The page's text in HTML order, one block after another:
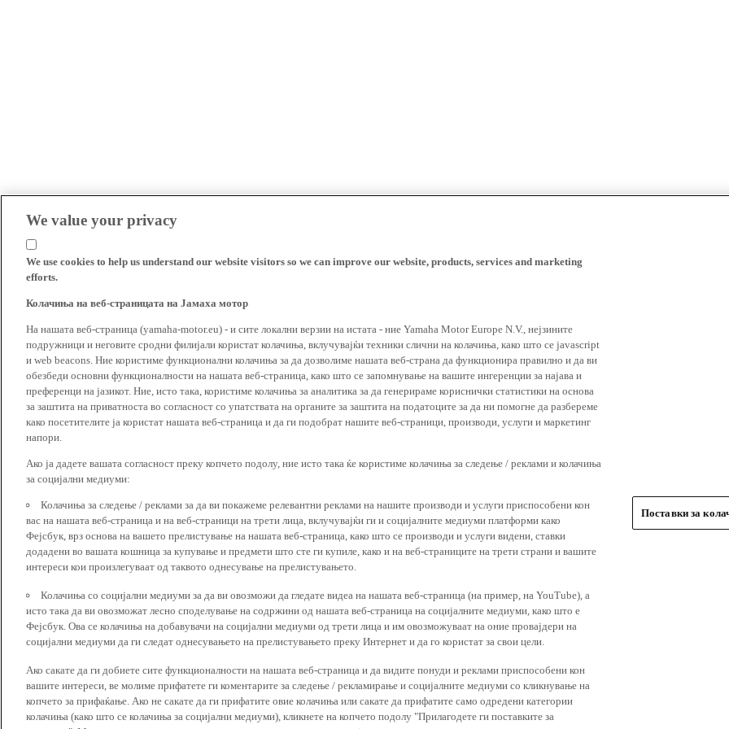
We value your privacy
We use cookies to help us understand our website visitors so we can improve our website, products, services and marketing
efforts.
Колачиња на веб-страницата на Јамаха мотор
На нашата веб-страница (yamaha-motor.eu) - и сите локални верзии на истата - ние Yamaha Motor Europe N.V., нејзините
подружници и неговите сродни филијали користат колачиња, вклучувајќи техники слични на колачиња, како што се javascript
и web beacons. Ние користиме функционални колачиња за да дозволиме нашата веб-страна да функционира правилно и да ви
обезбеди основни функционалности на нашата веб-страница, како што се запомнување на вашите ингеренции за најава и
преференци на јазикот. Ние, исто така, користиме колачиња за аналитика за да генерираме кориснички статистики на основа
за заштита на приватноста во согласност со упатствата на органите за заштита на податоците за да ни помогне да разбереме
како посетителите ја користат нашата веб-страница и да ги подобрат нашите веб-страници, производи, услуги и маркетинг
напори.
Ако ја дадете вашата согласност преку копчето подолу, ние исто така ќе користиме колачиња за следење / реклами и колачиња
за социјални медиуми:
Колачиња за следење / реклами за да ви покажеме релевантни реклами на нашите производи и услуги приспособени кон
вас на нашата веб-страница и на веб-страници на трети лица, вклучувајќи ги и социјалните медиуми платформи како
Фејсбук, врз основа на вашето прелистување на нашата веб-страница, како што се производи и услуги видени, ставки
додадени во вашата кошница за купување и предмети што сте ги купиле, како и на веб-страниците на трети страни и вашите
интереси кои произлегуваат од таквото однесување на прелистувањето.
Колачиња со социјални медиуми за да ви овозможи да гледате видеа на нашата веб-страница (на пример, на YouTube), а
исто така да ви овозможат лесно споделување на содржини од нашата веб-страница на социјалните медиуми, како што е
Фејсбук. Ова се колачиња на добавувачи на социјални медиуми од трети лица и им овозможуваат на оние провајдери на
социјални медиуми да ги следат однесувањето на прелистувањето преку Интернет и да го користат за свои цели.
Ако сакате да ги добиете сите функционалности на нашата веб-страница и да видите понуди и реклами приспособени кон
вашите интереси, ве молиме прифатете ги коментарите за следење / рекламирање и социјалните медиуми со кликнување на
копчето за прифаќање. Ако не сакате да ги прифатите овие колачиња или сакате да прифатите само одредени категории
колачиња (како што се колачиња за социјални медиуми), кликнете на копчето подолу "Прилагодете ги поставките за
Поставки за